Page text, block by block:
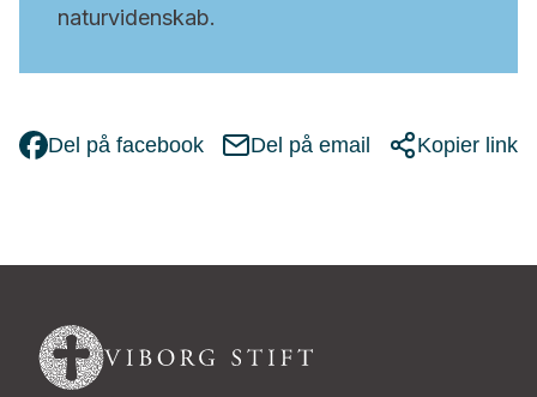
naturvidenskab.
Del på facebook Del på email Kopier link